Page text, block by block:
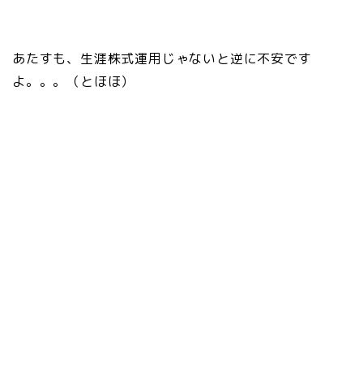
あたすも、生涯株式運用じゃないと逆に不安です
よ。。。（とほほ）